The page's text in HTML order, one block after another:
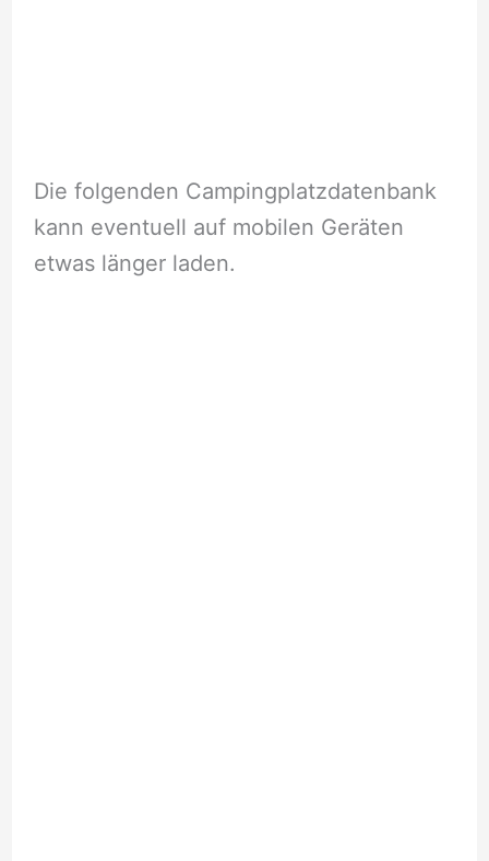
Die folgenden Campingplatzdatenbank
kann eventuell auf mobilen Geräten
etwas länger laden.